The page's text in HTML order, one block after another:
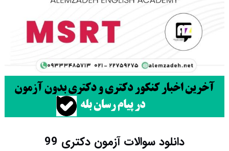
دانلود سوالات آزمون دکتری 99